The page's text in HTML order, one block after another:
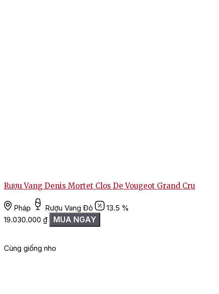
Rượu Vang Denis Mortet Clos De Vougeot Grand Cru
Pháp Rượu Vang Đỏ
13.5 %
19.030.000 ₫ MUA NGAY
Cùng giống nho